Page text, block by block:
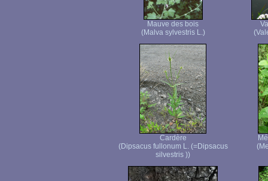
Mauve des bois
(Malva sylvestris L.)
Cardère
(Dipsacus fullonum L. (=Dipsacus
silvestris ))